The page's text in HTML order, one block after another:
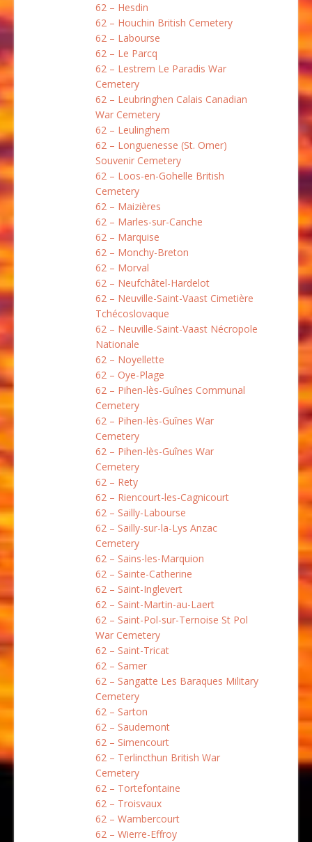
62 – Hesdin
62 – Houchin British Cemetery
62 – Labourse
62 – Le Parcq
62 – Lestrem Le Paradis War
Cemetery
62 – Leubringhen Calais Canadian
War Cemetery
62 – Leulinghem
62 – Longuenesse (St. Omer)
Souvenir Cemetery
62 – Loos-en-Gohelle British
Cemetery
62 – Maizières
62 – Marles-sur-Canche
62 – Marquise
62 – Monchy-Breton
62 – Morval
62 – Neufchâtel-Hardelot
62 – Neuville-Saint-Vaast Cimetière
Tchécoslovaque
62 – Neuville-Saint-Vaast Nécropole
Nationale
62 – Noyellette
62 – Oye-Plage
62 – Pihen-lès-Guînes Communal
Cemetery
62 – Pihen-lès-Guînes War
Cemetery
62 – Pihen-lès-Guînes War
Cemetery
62 – Rety
62 – Riencourt-les-Cagnicourt
62 – Sailly-Labourse
62 – Sailly-sur-la-Lys Anzac
Cemetery
62 – Sains-les-Marquion
62 – Sainte-Catherine
62 – Saint-Inglevert
62 – Saint-Martin-au-Laert
62 – Saint-Pol-sur-Ternoise St Pol
War Cemetery
62 – Saint-Tricat
62 – Samer
62 – Sangatte Les Baraques Military
Cemetery
62 – Sarton
62 – Saudemont
62 – Simencourt
62 – Terlincthun British War
Cemetery
62 – Tortefontaine
62 – Troisvaux
62 – Wambercourt
62 – Wierre-Effroy